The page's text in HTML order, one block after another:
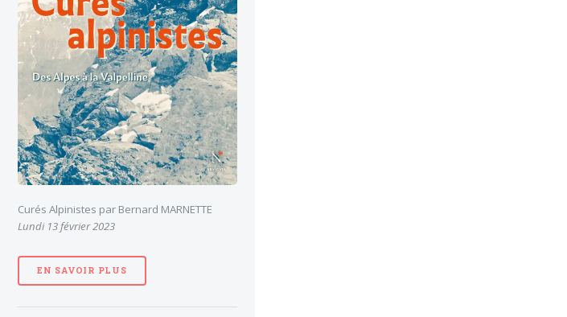
Curés Alpinistes par Bernard MARNETTE
Lundi 13 février 2023
EN SAVOIR PLUS